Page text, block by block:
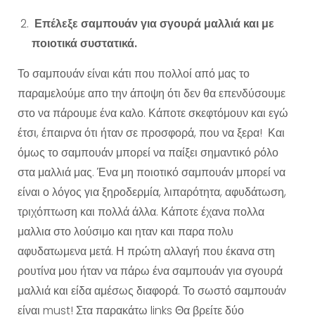
Επέλεξε σαμπουάν για σγουρά μαλλιά και με
ποιοτικά συστατικά.
Το σαμπουάν είναι κάτι που πολλοί από μας το
παραμελούμε απο την άποψη ότι δεν θα επενδύσουμε
στο να πάρουμε ένα καλο. Κάποτε σκεφτόμουν και εγώ
έτσι, έπαιρνα ότι ήταν σε προσφορά, που να ξερα! Και
όμως το σαμπουάν μπορεί να παίξει σημαντικό ρόλο
στα μαλλιά μας. Ένα μη ποιοτικό σαμπουάν μπορεί να
είναι ο λόγος για ξηροδερμία, λιπαρότητα, αφυδάτωση,
τριχόπτωση και πολλά άλλα. Κάποτε έχανα πολλα
μαλλια στο λούσιμο και ηταν και παρα πολυ
αφυδατωμενα μετά. Η πρώτη αλλαγή που έκανα στη
ρουτίνα μου ήταν να πάρω ένα σαμπουάν για σγουρά
μαλλιά και είδα αμέσως διαφορά. Το σωστό σαμπουάν
είναι must! Στα παρακάτω links Θα βρείτε δύο